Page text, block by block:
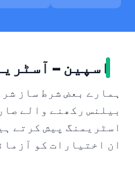
اسپین –
ہمارے بعض شرط ساز
بیلنس رکھنے والے
اسٹریمنگ پیش کرتے
ان اختیارات کو